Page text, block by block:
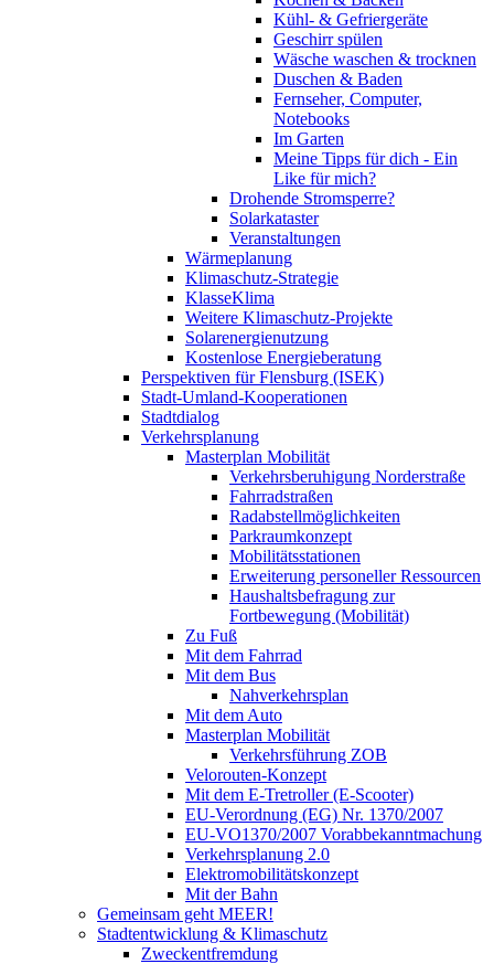
Kühl- & Gefriergeräte
Geschirr spülen
Wäsche waschen & trocknen
Duschen & Baden
Fernseher, Computer,
Notebooks
Im Garten
Meine Tipps für dich - Ein
Like für mich?
Drohende Stromsperre?
Solarkataster
Veranstaltungen
Wärmeplanung
Klimaschutz-Strategie
KlasseKlima
Weitere Klimaschutz-Projekte
Solarenergienutzung
Kostenlose Energieberatung
Perspektiven für Flensburg (ISEK)
Stadt-Umland-Kooperationen
Stadtdialog
Verkehrsplanung
Masterplan Mobilität
Verkehrsberuhigung Norderstraße
Fahrradstraßen
Radabstellmöglichkeiten
Parkraumkonzept
Mobilitätsstationen
Erweiterung personeller Ressourcen
Haushaltsbefragung zur
Fortbewegung (Mobilität)
Zu Fuß
Mit dem Fahrrad
Mit dem Bus
Nahverkehrsplan
Mit dem Auto
Masterplan Mobilität
Verkehrsführung ZOB
Velorouten-Konzept
Mit dem E-Tretroller (E-Scooter)
EU-Verordnung (EG) Nr. 1370/2007
EU-VO1370/2007 Vorabbekanntmachung
Verkehrsplanung 2.0
Elektromobilitätskonzept
Mit der Bahn
Gemeinsam geht MEER!
Stadtentwicklung & Klimaschutz
Zweckentfremdung